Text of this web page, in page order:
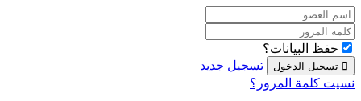
حفظ البيانات؟
تسجيل جديد
نسيت كلمة المرور؟